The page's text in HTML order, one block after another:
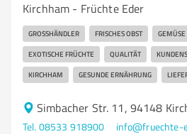
Kirchham - Früchte Eder
GROSSHÄNDLER FRISCHES OBST GEMÜSE
EXOTISCHE FRÜCHTE QUALITÄT
KIRCHHAM GESUNDE ERNÄHRUNG
Simbacher Str. 11, 94148
Tel. 08533 918900
info@fruechte-